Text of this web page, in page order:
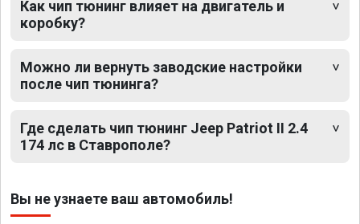
Как чип тюнинг влияет на двигатель и
коробку?
Можно ли вернуть заводские настройки
после чип тюнинга?
Где сделать чип тюнинг Jeep Patriot II 2.4
174 лс в Ставрополе?
Вы не узнаете ваш автомобиль!